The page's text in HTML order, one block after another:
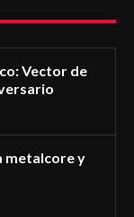
Vector de
metalcore y